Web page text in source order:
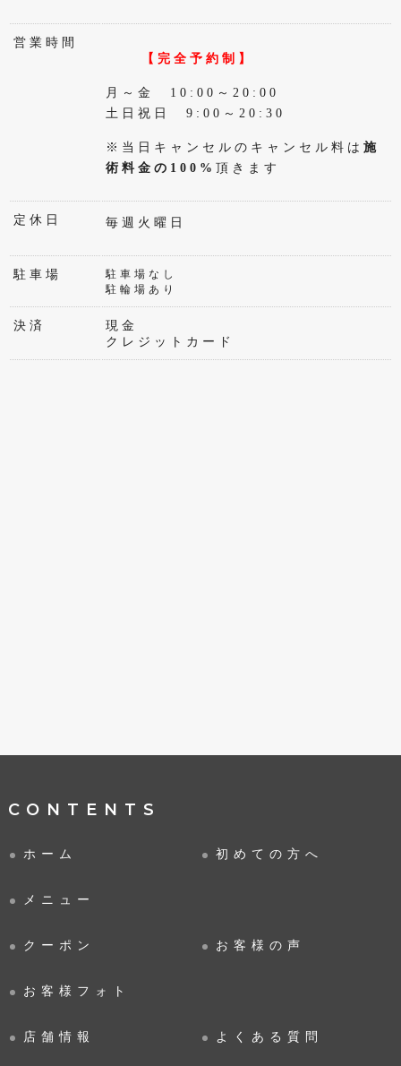
営業時間
【完全予約制】
月～金 10:00～20:00
土日祝日 9:00～20:30
※当日キャンセルのキャンセル料は施
術料金の100%頂きます
定休日 毎週火曜日
駐車場
駐車場なし
駐輪場あり
決済
現金
クレジットカード
CONTENTS
ホーム 初めての方へ
メニュー
クーポン お客様の声
お客様フォト
店舗情報 よくある質問